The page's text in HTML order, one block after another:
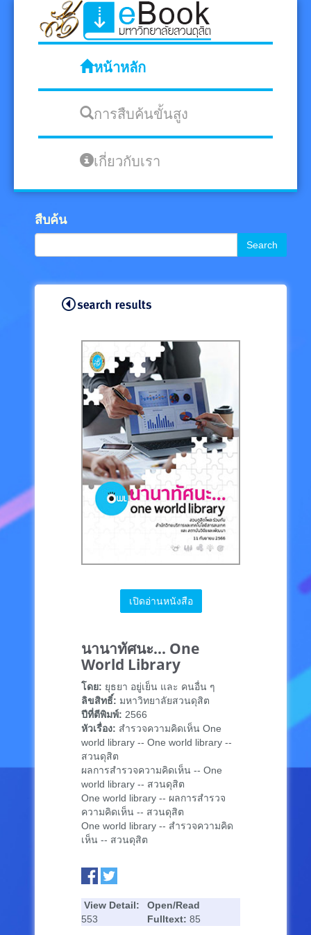
หน้าหลัก
การสืบค้นขั้นสูง
เกี่ยวกับเรา
สืบค้น
Search
เปิดอ่านหนังสือ
นานาทัศนะ... One
World Library
โดย: ยุธยา อยู่เย็น และ คนอื่น ๆ
ลิขสิทธิ์: มหาวิทยาลัยสวนดุสิต
ปีที่ตีพิมพ์: 2566
หัวเรื่อง: สำรวจความคิดเห็น One
world library -- One world library --
สวนดุสิต
ผลการสำรวจความคิดเห็น -- One
world library -- สวนดุสิต
One world library -- ผลการสำรวจ
ความคิดเห็น -- สวนดุสิต
One world library -- สำรวจความคิด
เห็น -- สวนดุสิต
View Detail:
553
Open/Read
Fulltext: 85